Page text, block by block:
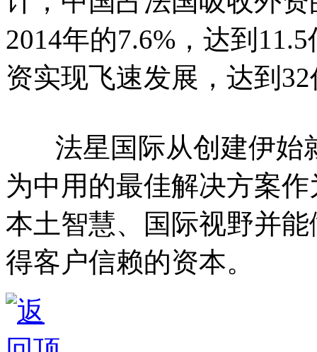
2014年的7.6%，达到
资实现飞速发展，达到
法星国际从创建伊始
为中用的最佳解决方案
本土智慧、国际视野并
得客户信赖的资本。